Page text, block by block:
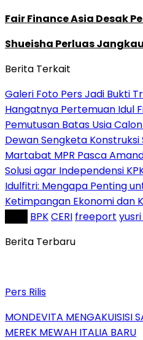
Fair Finance Asia Desak
Shueisha Perluas
Berita Terkait
Galeri Foto Pers Jadi Bukti
Hangatnya Pertemuan Idul
Pemutusan Batas Usia
Dewan Sengketa
Martabat MPR Pasca
Solusi agar Independensi
Idulfitri: Mengapa Penting
Ketimpangan Ekonomi dan
BPKCERI freeport
Berita Terbaru
Pers Rilis
MONDEVITA MENGAKUISISI
MEREK MEWAH ITALIA BARU